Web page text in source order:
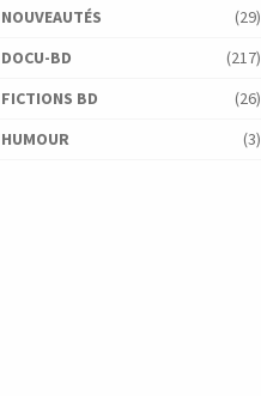
NOUVEAUTÉS
(29)
DOCU-BD
(217)
FICTIONS BD
(26)
HUMOUR
(3)